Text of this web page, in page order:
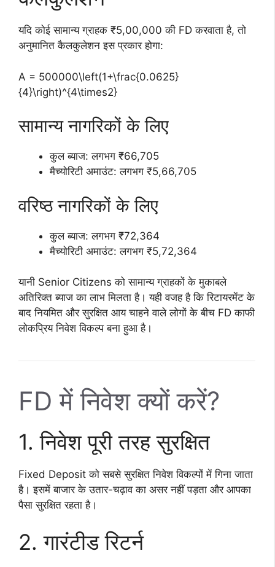
यदि कोई सामान्य ग्राहक ₹5,00,000 की FD करवाता है, तो
अनुमानित कैलकुलेशन इस प्रकार होगा:
A = 500000\left(1+\frac{0.0625}
{4}\right)^{4\times2}
सामान्य नागरिकों के लिए
कुल ब्याज: लगभग ₹66,705
मैच्योरिटी अमाउंट: लगभग ₹5,66,705
वरिष्ठ नागरिकों के लिए
कुल ब्याज: लगभग ₹72,364
मैच्योरिटी अमाउंट: लगभग ₹5,72,364
यानी Senior Citizens को सामान्य ग्राहकों के मुकाबले
अतिरिक्त ब्याज का लाभ मिलता है। यही वजह है कि रिटायरमेंट के
बाद नियमित और सुरक्षित आय चाहने वाले लोगों के बीच FD काफी
लोकप्रिय निवेश विकल्प बना हुआ है।
FD में निवेश क्यों करें?
1. निवेश पूरी तरह सुरक्षित
Fixed Deposit को सबसे सुरक्षित निवेश विकल्पों में गिना जाता
है। इसमें बाजार के उतार-चढ़ाव का असर नहीं पड़ता और आपका
पैसा सुरक्षित रहता है।
2. गारंटीड रिटर्न